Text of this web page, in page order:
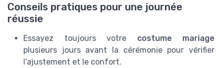
Conseils pratiques pour une journée
réussie
Essayez toujours votre costume mariage
plusieurs jours avant la cérémonie pour vérifier
l’ajustement et le confort.